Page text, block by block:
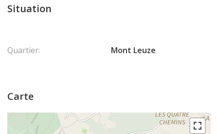
Situation
Quartier: Mont Leuze
Carte